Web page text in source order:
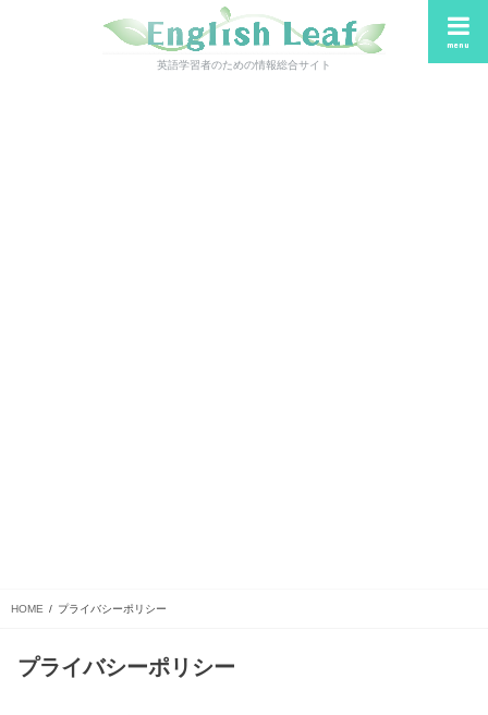
英語学習者のための情報総合サイト
menu
HOME プライバシーポリシー
プライバシーポリシー